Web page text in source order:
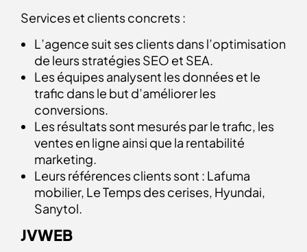
Services et clients concrets :
L’agence suit ses clients dans l’optimisation
de leurs stratégies SEO et SEA.
Les équipes analysent les données et le
trafic dans le but d’améliorer les
conversions.
Les résultats sont mesurés par le trafic, les
ventes en ligne ainsi que la rentabilité
marketing.
Leurs références clients sont : Lafuma
mobilier, Le Temps des cerises, Hyundai,
Sanytol.
JVWEB